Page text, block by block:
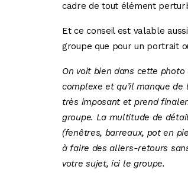
cadre de tout élément
Et ce conseil est valable
groupe que pour un portrait
On voit bien dans cette
complexe et qu’il manque
très imposant et prend
groupe. La multitude de
(fenêtres, barreaux, pot en
à faire des allers-retours
votre sujet, ici le groupe.